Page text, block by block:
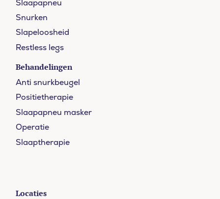
Slaapapneu
Snurken
Slapeloosheid
Restless legs
Behandelingen
Anti snurkbeugel
Positietherapie
Slaapapneu masker
Operatie
Slaaptherapie
Locaties